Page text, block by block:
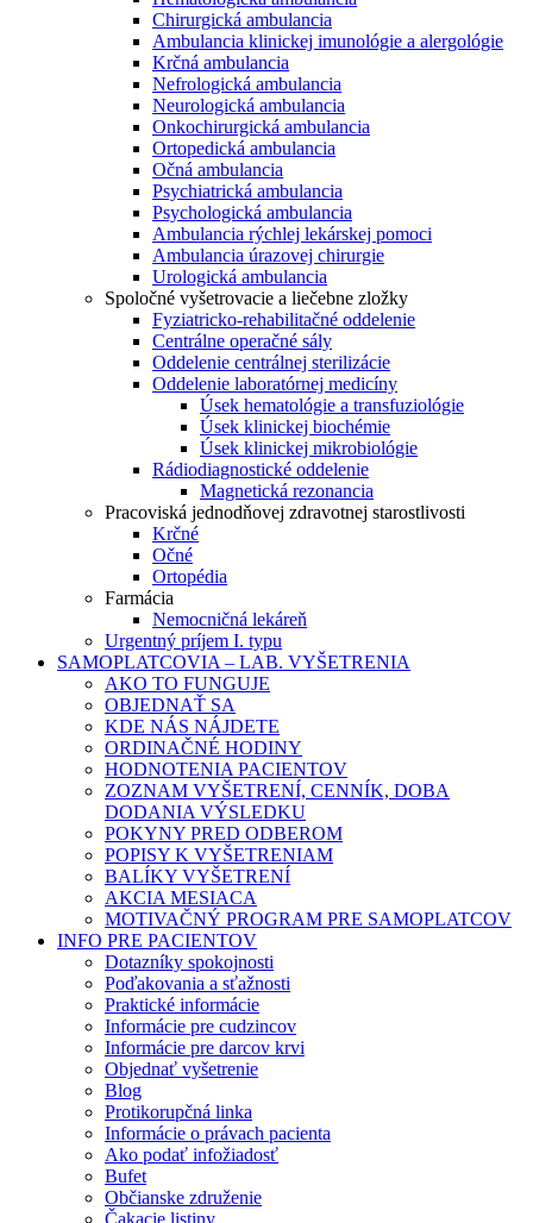
Chirurgická ambulancia
Ambulancia klinickej imunológie a alergológie
Krčná ambulancia
Nefrologická ambulancia
Neurologická ambulancia
Onkochirurgická ambulancia
Ortopedická ambulancia
Očná ambulancia
Psychiatrická ambulancia
Psychologická ambulancia
Ambulancia rýchlej lekárskej pomoci
Ambulancia úrazovej chirurgie
Urologická ambulancia
Spoločné vyšetrovacie a liečebne zložky
Fyziatricko-rehabilitačné oddelenie
Centrálne operačné sály
Oddelenie centrálnej sterilizácie
Oddelenie laboratórnej medicíny
Úsek hematológie a transfuziológie
Úsek klinickej biochémie
Úsek klinickej mikrobiológie
Rádiodiagnostické oddelenie
Magnetická rezonancia
Pracoviská jednodňovej zdravotnej starostlivosti
Krčné
Očné
Ortopédia
Farmácia
Nemocničná lekáreň
Urgentný príjem I. typu
SAMOPLATCOVIA – LAB. VYŠETRENIA
AKO TO FUNGUJE
OBJEDNAŤ SA
KDE NÁS NÁJDETE
ORDINAČNÉ HODINY
HODNOTENIA PACIENTOV
ZOZNAM VYŠETRENÍ, CENNÍK, DOBA
DODANIA VÝSLEDKU
POKYNY PRED ODBEROM
POPISY K VYŠETRENIAM
BALÍKY VYŠETRENÍ
AKCIA MESIACA
MOTIVAČNÝ PROGRAM PRE SAMOPLATCOV
INFO PRE PACIENTOV
Dotazníky spokojnosti
Poďakovania a sťažnosti
Praktické informácie
Informácie pre cudzincov
Informácie pre darcov krvi
Objednať vyšetrenie
Blog
Protikorupčná linka
Informácie o právach pacienta
Ako podať infožiadosť
Bufet
Občianske združenie
Čakacie listiny